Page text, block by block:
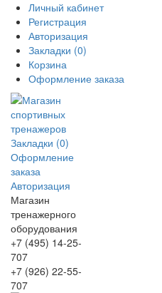
Личный кабинет
Регистрация
Авторизация
Закладки (0)
Корзина
Оформление заказа
Закладки (0)
Оформление
заказа
Авторизация
Магазин
тренажерного
оборудования
+7 (495) 14-25-
707
+7 (926) 22-55-
707